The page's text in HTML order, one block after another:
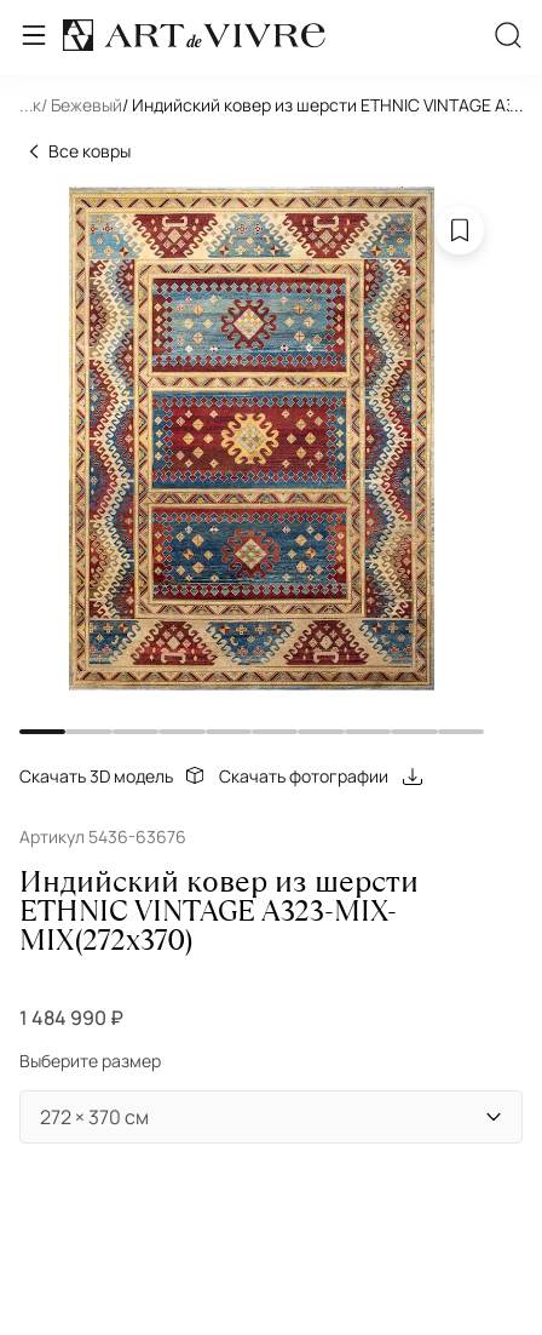
... / Бежевый/ Индийский ковер из шерсти ETHNIC VINTAGE ...
Все ковры
Скачать 3D модель Скачать фотографии
Артикул 5436-63676
Индийский ковер из шерсти
ETHNIC VINTAGE A323-MIX-
MIX(272x370)
1 484 990 ₽
Выберите размер